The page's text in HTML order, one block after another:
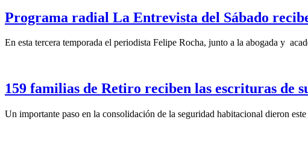
Programa radial La Entrevista del Sábado
En esta tercera temporada el periodista Felipe Rocha, junto a la abogada y
159 familias de Retiro reciben las escrituras de
Un importante paso en la consolidación de la seguridad habitacional dieron